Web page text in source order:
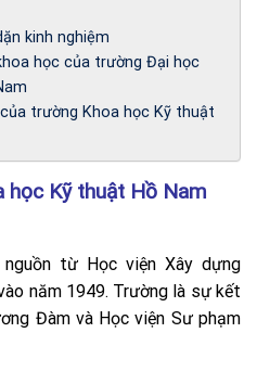
kinh nghiệm
học của trường Đại học
trường Khoa học Kỹ thuật
học Kỹ thuật Hồ Nam
từ Học viện Xây dựng
năm 1949. Trường là sự kết
Đàm và Học viện Sư phạm